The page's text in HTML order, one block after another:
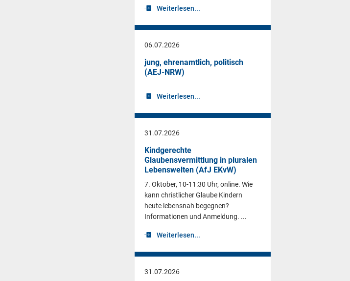
Weiterlesen...
06.07.2026
jung, ehrenamtlich, politisch
(AEJ-NRW)
Weiterlesen...
31.07.2026
Kindgerechte
Glaubensvermittlung in pluralen
Lebenswelten (AfJ EKvW)
7. Oktober, 10-11:30 Uhr, online. Wie
kann christlicher Glaube Kindern
heute lebensnah begegnen?
Informationen und Anmeldung. ...
Weiterlesen...
31.07.2026